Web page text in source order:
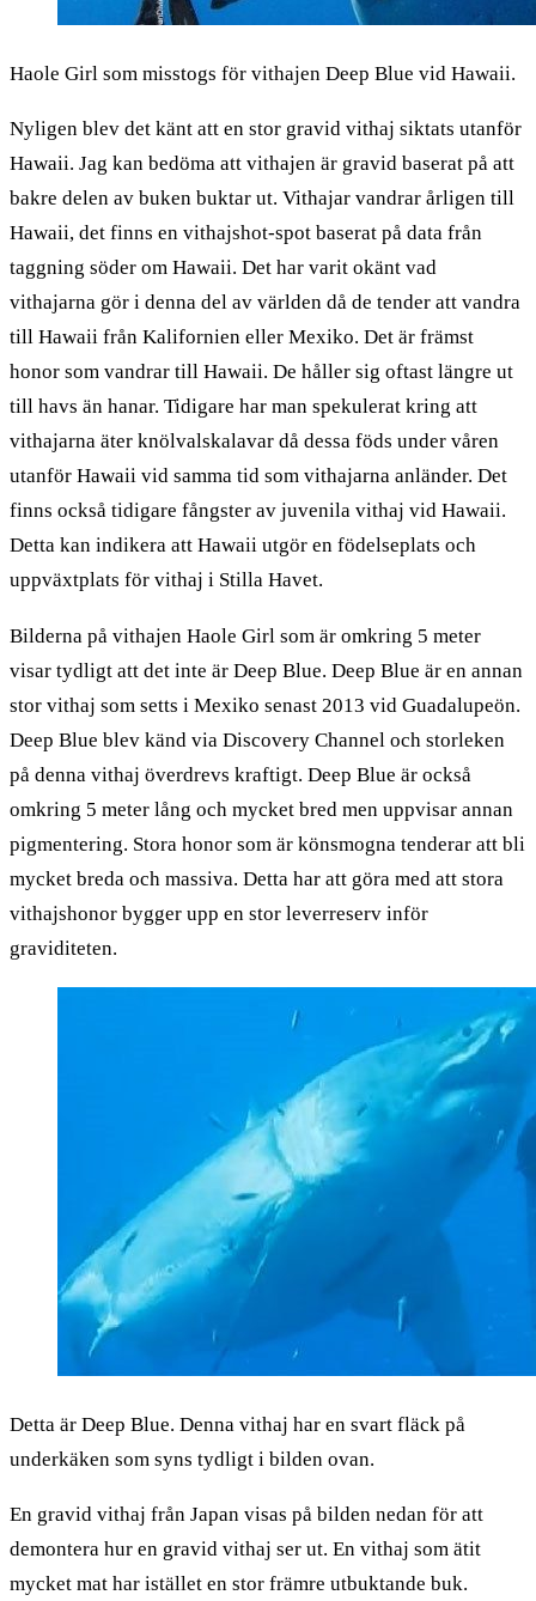
Haole Girl som misstogs för vithajen Deep Blue vid Hawaii.
Nyligen blev det känt att en stor gravid vithaj siktats utanför
Hawaii. Jag kan bedöma att vithajen är gravid baserat på att
bakre delen av buken buktar ut. Vithajar vandrar årligen till
Hawaii, det finns en vithajshot-spot baserat på data från
taggning söder om Hawaii. Det har varit okänt vad
vithajarna gör i denna del av världen då de tender att vandra
till Hawaii från Kalifornien eller Mexiko. Det är främst
honor som vandrar till Hawaii. De håller sig oftast längre ut
till havs än hanar. Tidigare har man spekulerat kring att
vithajarna äter knölvalskalavar då dessa föds under våren
utanför Hawaii vid samma tid som vithajarna anländer. Det
finns också tidigare fångster av juvenila vithaj vid Hawaii.
Detta kan indikera att Hawaii utgör en födelseplats och
uppväxtplats för vithaj i Stilla Havet.
Bilderna på vithajen Haole Girl som är omkring 5 meter
visar tydligt att det inte är Deep Blue. Deep Blue är en annan
stor vithaj som setts i Mexiko senast 2013 vid Guadalupeön.
Deep Blue blev känd via Discovery Channel och storleken
på denna vithaj överdrevs kraftigt. Deep Blue är också
omkring 5 meter lång och mycket bred men uppvisar annan
pigmentering. Stora honor som är könsmogna tenderar att bli
mycket breda och massiva. Detta har att göra med att stora
vithajshonor bygger upp en stor leverreserv inför
graviditeten.
Detta är Deep Blue. Denna vithaj har en svart fläck på
underkäken som syns tydligt i bilden ovan.
En gravid vithaj från Japan visas på bilden nedan för att
demontera hur en gravid vithaj ser ut. En vithaj som ätit
mycket mat har istället en stor främre utbuktande buk.